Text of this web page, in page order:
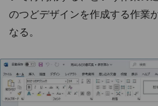
のつどデザインを作成する作業
なる。